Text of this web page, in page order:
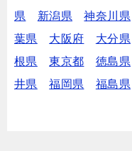
県
新潟県 神奈川県
葉県
大阪府 大分県
根県
東京都 徳島県
井県
福岡県 福島県